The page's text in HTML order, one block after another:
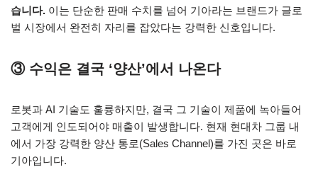
습니다. 이는 단순한 판매 수치를 넘어 기아라는 브랜드가 글로
벌 시장에서 완전히 자리를 잡았다는 강력한 신호입니다.
③ 수익은 결국 ‘양산’에서 나온다
로봇과 AI 기술도 훌륭하지만, 결국 그 기술이 제품에 녹아들어
고객에게 인도되어야 매출이 발생합니다. 현재 현대차 그룹 내
에서 가장 강력한 양산 통로(Sales Channel)를 가진 곳은 바로
기아입니다.